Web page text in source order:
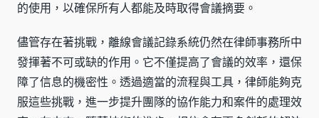
的使用，以確保所有人都能及時取得會議摘要。
儘管存在著挑戰，離線會議記錄系統仍然在律師事務所中
發揮著不可或缺的作用。它不僅提高了會議的效率，還保
障了信息的機密性。透過適當的流程與工具，律師能夠克
服這些挑戰，進一步提升團隊的協作能力和案件的處理效